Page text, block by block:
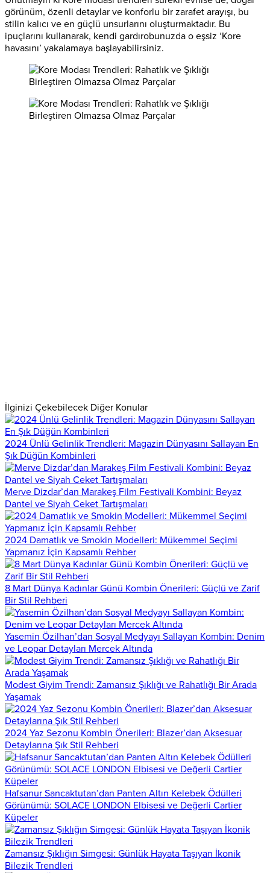
görünüm, özenli detaylar ve konforlu bir zarafet arayışı, bu
stilin kalıcı ve en güçlü unsurlarını oluşturmaktadır. Bu
ipuçlarını kullanarak, kendi gardırobunuzda o eşsiz ‘Kore
havasını’ yakalamaya başlayabilirsiniz.
İlginizi Çekebilecek Diğer Konular
2024 Ünlü Gelinlik Trendleri: Magazin Dünyasını Sallayan En
Şık Düğün Kombinleri
Merve Dizdar’dan Marakeş Film Festivali Kombini: Beyaz
Dantel ve Siyah Ceket Tartışmaları
2024 Damatlık ve Smokin Modelleri: Mükemmel Seçimi
Yapmanız İçin Kapsamlı Rehber
8 Mart Dünya Kadınlar Günü Kombin Önerileri: Güçlü ve Zarif
Bir Stil Rehberi
Yasemin Özilhan’dan Sosyal Medyayı Sallayan Kombin: Denim
ve Leopar Detayları Mercek Altında
Modest Giyim Trendi: Zamansız Şıklığı ve Rahatlığı Bir Arada
Yaşamak
2024 Yaz Sezonu Kombin Önerileri: Blazer’dan Aksesuar
Detaylarına Şık Stil Rehberi
Hafsanur Sancaktutan’dan Panten Altın Kelebek Ödülleri
Görünümü: SOLACE LONDON Elbisesi ve Değerli Cartier
Küpeler
Zamansız Şıklığın Simgesi: Günlük Hayata Taşıyan İkonik
Bilezik Trendleri